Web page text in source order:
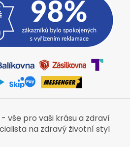
vše pro vaši krásu a zdraví
na zdravý životní styl